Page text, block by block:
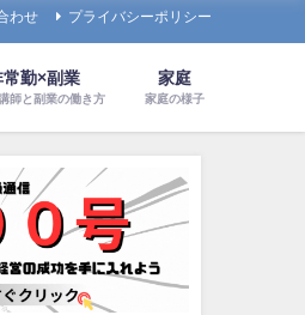
わせ プライバシーポリシー
常勤×副業
師と副業の働き方
家庭
家庭の様子